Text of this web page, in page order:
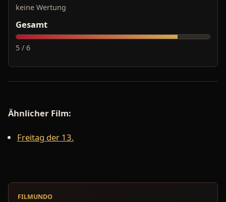
keine Wertung
Gesamt
5 / 6
Ähnlicher Film:
Freitag der 13.
FILMUNDO